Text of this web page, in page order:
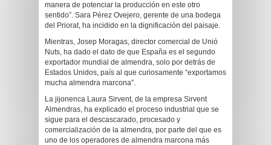
manera de potenciar la producción en este otro
sentido”. Sara Pérez Ovejero, gerente de una bodega
del Priorat, ha incidido en la dignificación del paisaje.
Mientras, Josep Moragas, director comercial de Unió
Nuts, ha dado el dato de que España es el segundo
exportador mundial de almendra, solo por detrás de
Estados Unidos, país al que curiosamente “exportamos
mucha almendra marcona”.
La jijonenca Laura Sirvent, de la empresa Sirvent
Almendras, ha explicado el proceso industrial que se
sigue para el descascarado, procesado y
comercialización de la almendra, por parte del que es
uno de los operadores de almendra marcona más